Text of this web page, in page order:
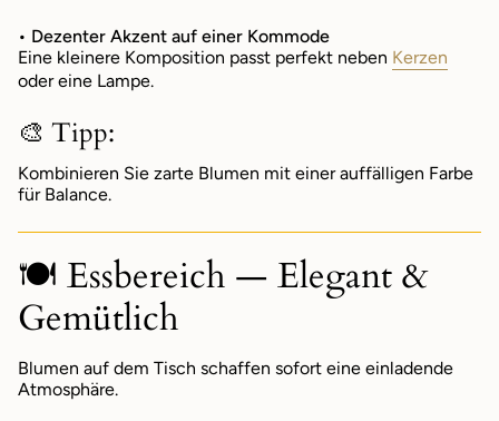
• Dezenter Akzent auf einer Kommode
Eine kleinere Komposition passt perfekt neben Kerzen
oder eine Lampe.
🎨 Tipp:
Kombinieren Sie zarte Blumen mit einer auffälligen Farbe
für Balance.
🍽️ Essbereich — Elegant &
Gemütlich
Blumen auf dem Tisch schaffen sofort eine einladende
Atmosphäre.